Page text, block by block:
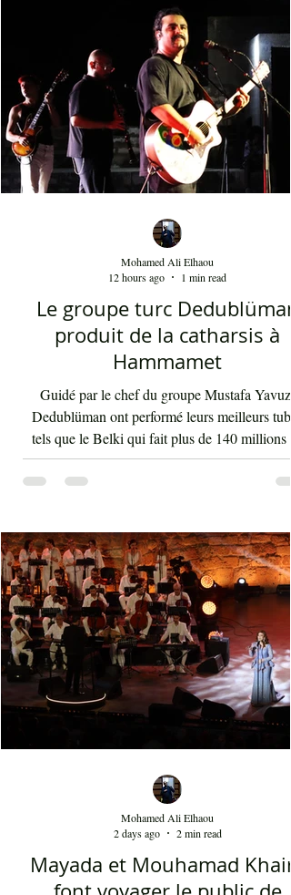
April 2018(3)3 posts
March 2018(2)2 posts
Le groupe turc Dedublüman
produit de la catharsis à
Hammamet
Guidé par le chef du groupe Mustafa Yavuz,
Dedublüman ont performé leurs meilleurs
font la gloire mondiale actuelle de cette bande.
musique de Dedublüman reflète bel et bien
l'identité turque, trouvant harmonieusement sa
place entre les civilisations orientale et
occidentale. Le son de la clarinette est à
d'un cri d'un loup sur les montagnes.
Dédublüm
Mohamed Ali Elhaou
12 hours ago
1 min read
Mohamed Ali Elhaou